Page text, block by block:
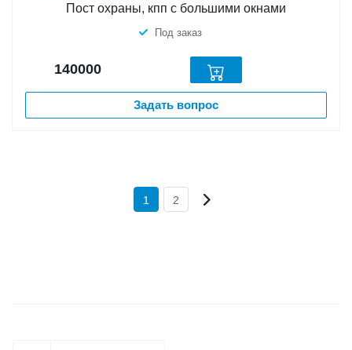
Пост охраны, кпп с большими окнами
Под заказ
140000
Задать вопрос
1 2